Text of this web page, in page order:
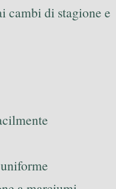
cambi di stagione e